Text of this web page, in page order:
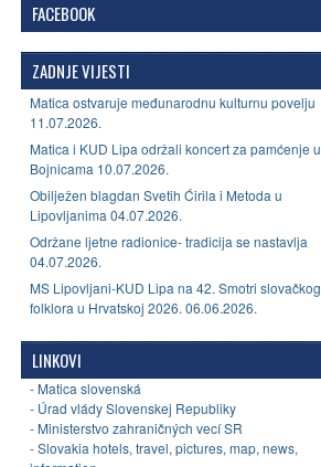
FACEBOOK
ZADNJE VIJESTI
Matica ostvaruje međunarodnu kulturnu povelju
11.07.2026.
Matica i KUD Lipa održali koncert za pamćenje u
Bojnicama 10.07.2026.
Obilježen blagdan Svetih Ćirila i Metoda u
Lipovljanima 04.07.2026.
Održane ljetne radionice- tradicija se nastavlja
04.07.2026.
MS Lipovljani-KUD Lipa na 42. Smotri slovačkog
folklora u Hrvatskoj 2026. 06.06.2026.
LINKOVI
- Matica slovenská
- Úrad vlády Slovenskej Republiky
- Ministerstvo zahraničných vecí SR
- Slovakia hotels, travel, pictures, map, news,